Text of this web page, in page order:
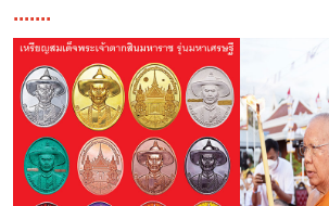
.......